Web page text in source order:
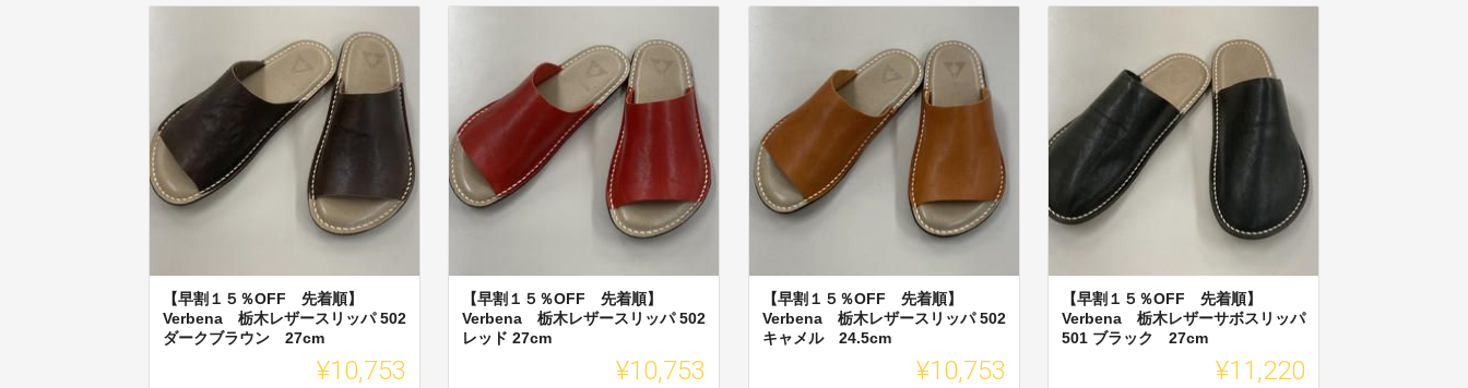
【早割１５％OFF 先着順】
Verbena 栃木レザースリッパ 502
ダークブラウン 27cm
¥10,753
【早割１５％OFF 先着順】
Verbena 栃木レザースリッパ 502
レッド 27cm
¥10,753
【早割１５％OFF 先着順】
Verbena 栃木レザースリッパ 502
キャメル 24.5cm
¥10,753
【早割１５％OFF 先着順】
Verbena 栃木レザーサボスリッパ
501 ブラック 27cm
¥11,220